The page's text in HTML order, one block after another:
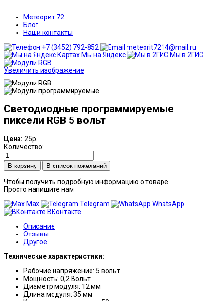
Метеорит 72
Блог
Наши контакты
+7 (3452) 792-852
meteorit7214@mail.ru
Мы на Яндекс
Мы в 2ГИС
Увеличить изображение
Светодиодные программируемые
пиксели RGB 5 вольт
Цена: 25р.
Количество:
В список пожеланий
Чтобы получить подробную информацию о товаре
Просто напишите нам
Max
Telegram
WhatsApp
ВКонтакте
Описание
Отзывы
Другое
Технические характеристики:
Рабочие напряжение: 5 вольт
Мощность: 0,2 Вольт
Диаметр модуля: 12 мм
Длина модуля: 35 мм